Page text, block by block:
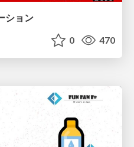
ション
0 470